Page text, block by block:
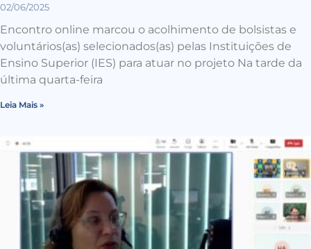
02/06/2025
Encontro online marcou o acolhimento de bolsistas e
voluntários(as) selecionados(as) pelas Instituições de
Ensino Superior (IES) para atuar no projeto Na tarde da
última quarta-feira
Leia Mais »